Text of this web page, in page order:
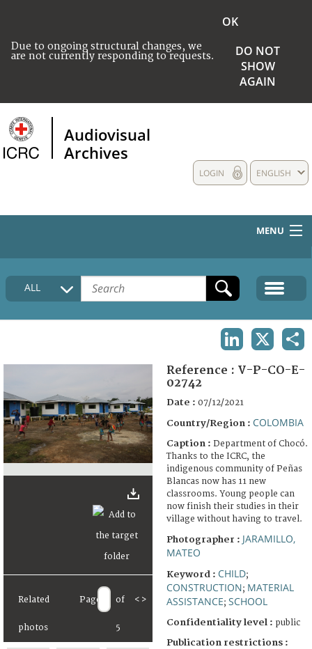
Due to ongoing structural changes, we
are not currently responding to requests.
OK
DO NOT
SHOW
AGAIN
Audiovisual
Archives
ENGLISH
LOGIN
MENU
HOME
COLLECTIONS DESCRIPTION
FAQ
ALL
Related
photos
Page of
5
< >
Reference : V-P-CO-E-
02742
Date : 07/12/2021
Country/Region : COLOMBIA
Caption : Department of Chocó.
Thanks to the ICRC, the
indigenous community of Peñas
Blancas now has 11 new
classrooms. Young people can
now finish their studies in their
village without having to travel.
Photographer : JARAMILLO,
MATEO
Keyword : CHILD;
CONSTRUCTION; MATERIAL
ASSISTANCE; SCHOOL
Confidentiality level : public
Publication restrictions :